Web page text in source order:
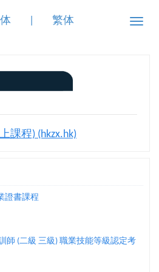
Toggle
繁体
課程) (hkzx.hk)
證書課程
師 (二級 三級) 職業技能等級認定考